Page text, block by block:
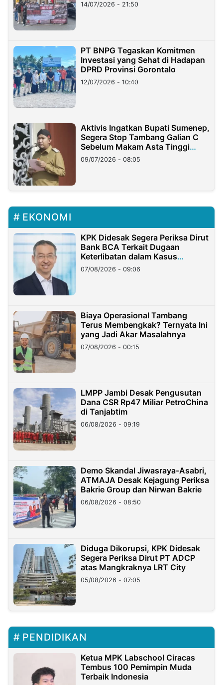
14/07/2026 - 21:50
PT BNPG Tegaskan Komitmen
Investasi yang Sehat di Hadapan
DPRD Provinsi Gorontalo
12/07/2026 - 10:40
Aktivis Ingatkan Bupati Sumenep,
Segera Stop Tambang Galian C
Sebelum Makam Asta Tinggi
Longsor
09/07/2026 - 08:05
EKONOMI
KPK Didesak Segera Periksa Dirut
Bank BCA Terkait Dugaan
Keterlibatan dalam Kasus
Hilangnya Dana Nasabah Rp2,58
Miliar
07/08/2026 - 09:06
Biaya Operasional Tambang
Terus Membengkak? Ternyata Ini
yang Jadi Akar Masalahnya
07/08/2026 - 00:15
LMPP Jambi Desak Pengusutan
Dana CSR Rp47 Miliar PetroChina
di Tanjabtim
06/08/2026 - 09:19
Demo Skandal Jiwasraya-Asabri,
ATMAJA Desak Kejagung Periksa
Bakrie Group dan Nirwan Bakrie
06/08/2026 - 08:50
Diduga Dikorupsi, KPK Didesak
Segera Periksa Dirut PT ADCP
atas Mangkraknya LRT City
05/08/2026 - 07:05
PENDIDIKAN
Ketua MPK Labschool Ciracas
Tembus 100 Pemimpin Muda
Terbaik Indonesia